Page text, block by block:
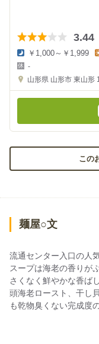
3.44
夜
の
金
￥1,000～￥1,999
-
山形県 山形市 東山形
この
麺屋○文
流通センター入口の人
スープは海老の香りが
さくなく鮮やかな香ば
頭海老ロースト、干し
も乾物臭くない完成度